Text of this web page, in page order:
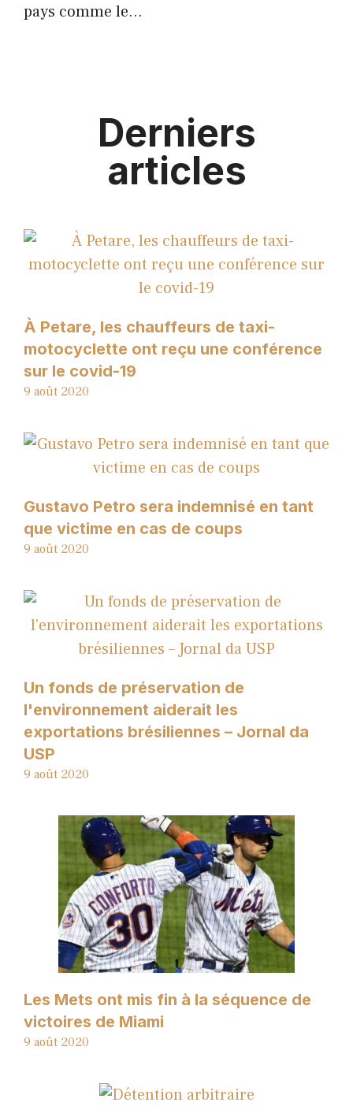
pays comme le…
Derniers
articles
À Petare, les chauffeurs de taxi-
motocyclette ont reçu une conférence
sur le covid-19
9 août 2020
Gustavo Petro sera indemnisé en tant
que victime en cas de coups
9 août 2020
Un fonds de préservation de
l'environnement aiderait les
exportations brésiliennes – Jornal da
USP
9 août 2020
Les Mets ont mis fin à la séquence de
victoires de Miami
9 août 2020